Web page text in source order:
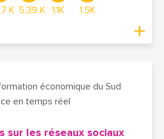
K 5.39 K 1,1K 1.5K
économique du Sud
en temps réel
sur les réseaux sociaux